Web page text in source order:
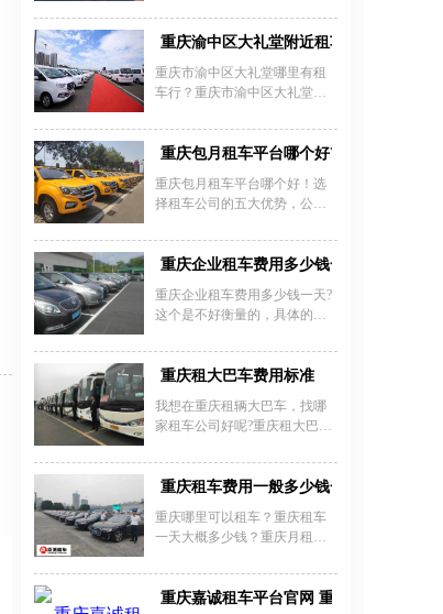
1500元/天。长租方案可享优
惠，例如广汽传祺M8月租约
7500元，别克GL8月租约8500
价格影响因素包括车型档次、
租期时长（日租/月租）、是否
元/天）
多种选择。重庆江北机场租车
价格表显示，经济型轿车如大
160元/天，中高端商务车如别克
GL8日租约400元/天，奔驰威霆
全顺商务车日租约500元，30-49
座大客车日租约1200元。重庆
机场商务车租车费用受节假日
格可能上涨至300-700元/天，而
普通时段通过正规平台预约可
驳服务。重庆机场客
重庆渝中区大礼堂附近租车行
重庆市渝中区大礼堂哪里有租
车行？重庆市渝中区大礼堂租
中区大礼堂租车价格多少钱一
天？重庆租车公司主要面对包
庆主城区内的社会各界需要用
车的人士提供自驾、代驾、长
短途单位包车；商务接待及包
车、会展用车、均可、等用车
服务。
重庆包月租车平台哪个好?
重庆包月租车平台哪个好！选
择租车公司的五大优势，公司
之本，“服务”是我们生存之源，
热衷为广大新老客户服务，且
严格过硬的。服务周到、专业
代驾是我们的一大优势。
重庆企业租车费用多少钱一天？
重庆企业租车费用多少钱一天?
这个是不好衡量的，具体的根
型才能确定价格，例如租商务
车，一般的商务车日租价格在
有所提升。中巴车价格比商务
车高两种车都有自己不同的优
重庆租大巴车费用标准
我想在重庆租辆大巴车，找哪
家租车公司好呢?重庆租大巴车
及押金的收费标准是什么?第一
次租车一定要了解清楚，以免
说重庆租大巴车费用的计费模
式，怎么才能节约重庆租车费
重庆租车费用一般多少钱一天?
重庆哪里可以租车？重庆租车
一天大概多少钱？重庆月租车
一天多少钱？重庆租车需要什
么手续以及费用？重庆哪里租
重庆嘉诚租车平台官网 重庆嘉诚租车怎